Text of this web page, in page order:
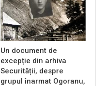
Un document de
excepție din arhiva
Securității, despre
grupul înarmat Ogoranu,